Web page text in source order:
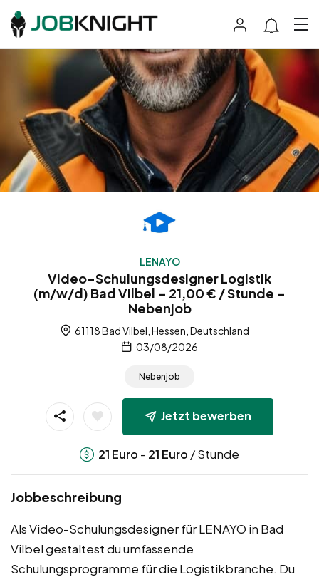
LENAYO
Video-Schulungsdesigner Logistik
(m/w/d) Bad Vilbel – 21,00 € / Stunde –
Nebenjob
61118 Bad Vilbel, Hessen, Deutschland
03/08/2026
Nebenjob
Jetzt bewerben
21 Euro - 21 Euro / Stunde
Jobbeschreibung
Als Video-Schulungsdesigner für LENAYO in Bad
Vilbel gestaltest du umfassende
Schulungsprogramme für die Logistikbranche. Du